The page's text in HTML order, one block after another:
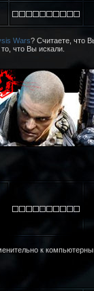
Wars? Считаете, что
что Вы искали.
к